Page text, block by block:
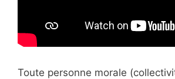
Toute personne morale